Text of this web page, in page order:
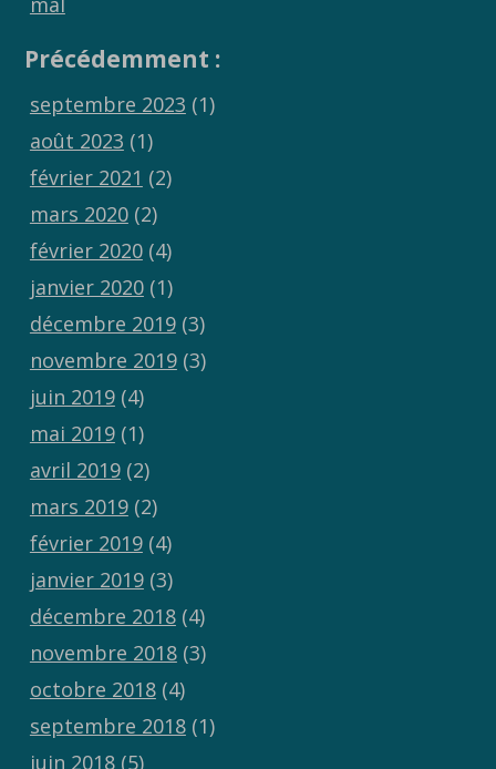
Précédemment :
septembre 2023 (1)
août 2023 (1)
février 2021 (2)
mars 2020(2)
février 2020(4)
janvier 2020(1)
décembre 2019(3)
novembre 2019(3)
juin 2019(4)
mai 2019(1)
avril 2019(2)
mars 2019(2)
février 2019(4)
janvier 2019(3)
décembre 2018(4)
novembre 2018(3)
octobre 2018(4)
septembre 2018(1)
juin 2018(5)